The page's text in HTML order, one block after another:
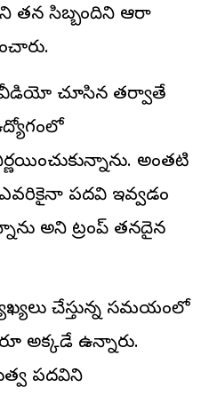
తన సిబ్బందిని ఆరా
చూసిన తర్వాతే
అంతటి
పదవి ఇవ్వడం
అని ట్రంప్ తనదైన
చేస్తున్న సమయంలో
అక్కడే ఉన్నారు.
పదవిని